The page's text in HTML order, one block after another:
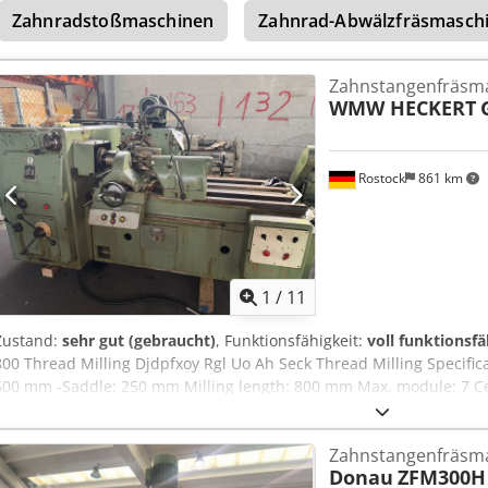
Wechselräder - Spannmittel - Dokumentation
Zahnradstoßmaschinen
Zahnrad-
1 / 11
Rostock 861 km
WMW HECKERT
sehr gut (gebraucht), Funktionsfähigkeit: voll
Thread Milling Djdpfxoy Rgl Uo Ah Seck Thread Milling
mm -Saddle: 250 mm Milling length: 800 mm Max. module: 7
piece spindle bore: 102 mm Work-piece turning speeds: 0,0034 –
U Longitudinal feeds, infinitely variable: 0,3 – 198 mm/min
frequency: 380 / 50 V/Hz Total power requirement: 9,5 kW
3300 kg
Donau ZFM300H